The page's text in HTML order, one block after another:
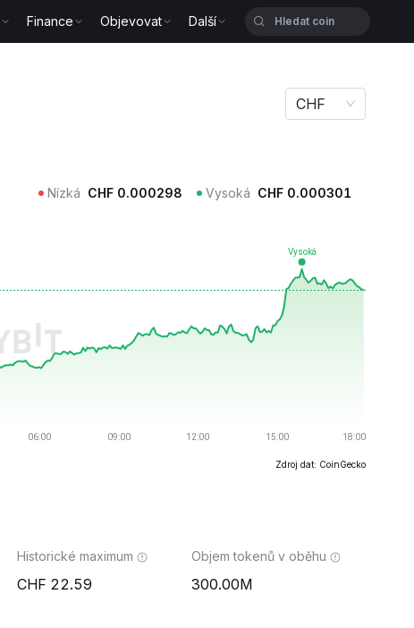
Finance Objevovat Další
CHF
Nízká CHF 0.000298 Vysoká CHF 0.000301
Zdroj dat: CoinGecko
Historické maximum
22.59
Objem tokenů v oběhu
300.00M